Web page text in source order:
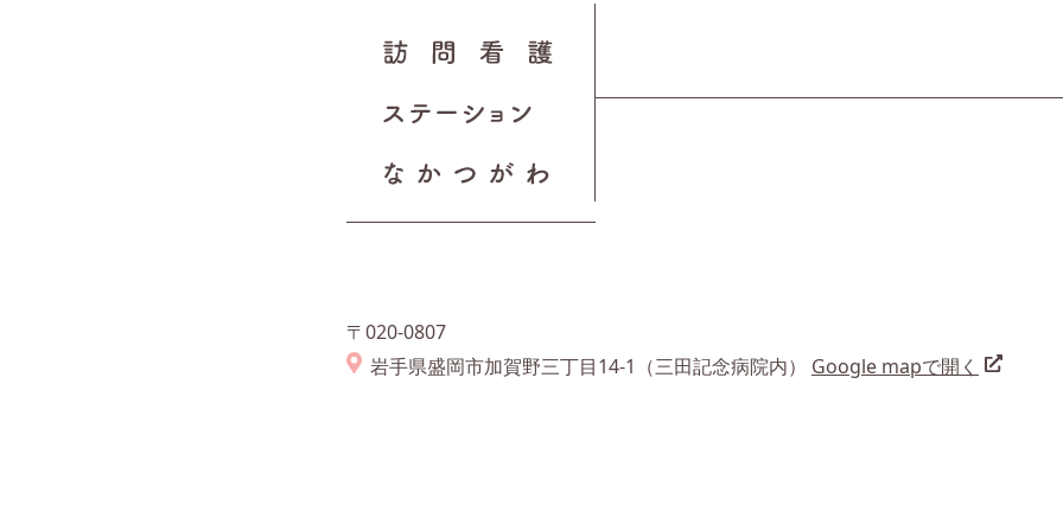
〒020-0807
岩手県盛岡市加賀野三丁目14-1（三田記念病院内） Google mapで開く